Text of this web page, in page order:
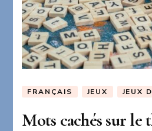
FRANÇAIS JEUX JEUX
Mots cachés sur le